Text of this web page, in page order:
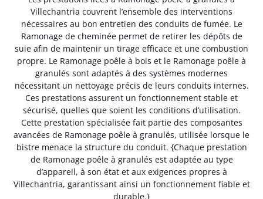
Villechantria couvrent l’ensemble des interventions
nécessaires au bon entretien des conduits de fumée. Le
Ramonage de cheminée permet de retirer les dépôts de
suie afin de maintenir un tirage efficace et une combustion
propre. Le Ramonage poêle à bois et le Ramonage poêle à
granulés sont adaptés à des systèmes modernes
nécessitant un nettoyage précis de leurs conduits internes.
Ces prestations assurent un fonctionnement stable et
sécurisé, quelles que soient les conditions d’utilisation.
Cette prestation spécialisée fait partie des composantes
avancées de Ramonage poêle à granulés, utilisée lorsque le
bistre menace la structure du conduit. {Chaque prestation
de Ramonage poêle à granulés est adaptée au type
d’appareil, à son état et aux exigences propres à
Villechantria, garantissant ainsi un fonctionnement fiable et
durable.}